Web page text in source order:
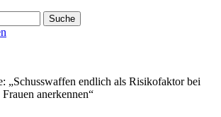
„Schusswaffen endlich als Risikofaktor bei
anerkennen“